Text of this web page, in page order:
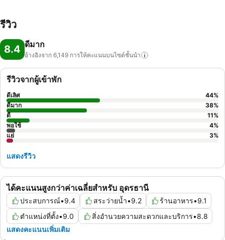
รีวิว
8.4 ดีมาก
อ้างอิงจาก 6,149 การให้คะแนนบนไซต์ชั้นนำ
ได้คะแนนสูงกว่าค่าเฉลี่ยสำหรับ อุดรธานี
ประสบการณ์•9.4 สระว่ายน้ำ•9.2 ร้านอาหาร•9.1
ตำแหน่งที่ตั้ง•9.0 สิ่งอำนวยความสะดวกและบริการ•8.8
แสดงคะแนนเพิ่มเติม
รีวิวจากผู้เข้าพัก
ดีเลิศ 44%
ดีมาก
38%
ดี
11%
พอใช้
4%
แย่
3%
แสดงรีวิว